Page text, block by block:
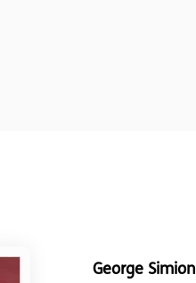
George Simion